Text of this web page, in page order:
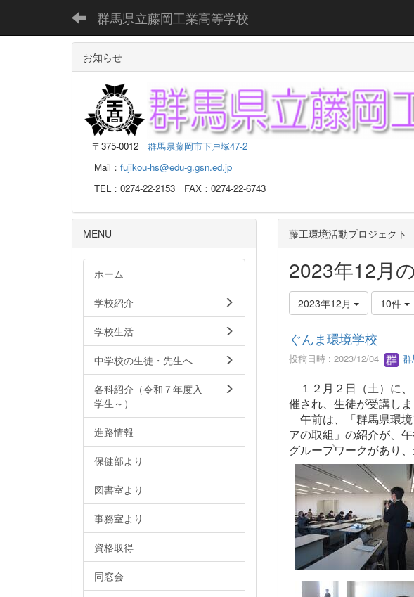
群馬県立藤岡工業高等学校
お知らせ
〒375-0012
群馬県藤岡市下戸塚47-2
Mail： fujikou-hs@edu-g.gsn.ed.jp
TEL：0274-22-2153 FAX：0274-22-6743
藤工環境活動プロジェクト
2023年12月
2023年12月 10件
ぐんま環境学校
投稿日時 : 2023/12/04
１２月２日（土）に、
催され、生徒が受講しま
午前は、「群馬県環境
アの取組」の紹介が、
グループワークがあり
MENU
ホーム
学校紹介
学校生活
中学校の生徒・先生へ
各科紹介（令和７年度入
学生～）
進路情報
保健部より
図書室より
事務室より
資格取得
同窓会